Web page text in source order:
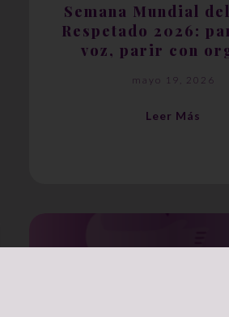
Semana Mundial
Respetado 2026:
voz, parir con
mayo 19, 2026
Leer Más